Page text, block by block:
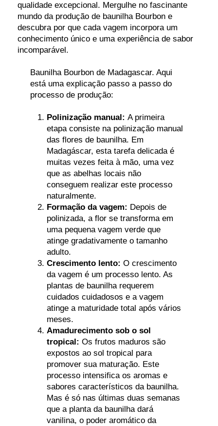
qualidade excepcional. Mergulhe no fascinante
mundo da produção de baunilha Bourbon e
descubra por que cada vagem incorpora um
conhecimento único e uma experiência de sabor
incomparável.
Baunilha Bourbon de Madagascar. Aqui
está uma explicação passo a passo do
processo de produção:
Polinização manual: A primeira
etapa consiste na polinização manual
das flores de baunilha. Em
Madagáscar, esta tarefa delicada é
muitas vezes feita à mão, uma vez
que as abelhas locais não
conseguem realizar este processo
naturalmente.
Formação da vagem: Depois de
polinizada, a flor se transforma em
uma pequena vagem verde que
atinge gradativamente o tamanho
adulto.
Crescimento lento: O crescimento
da vagem é um processo lento. As
plantas de baunilha requerem
cuidados cuidadosos e a vagem
atinge a maturidade total após vários
meses.
Amadurecimento sob o sol
tropical: Os frutos maduros são
expostos ao sol tropical para
promover sua maturação. Este
processo intensifica os aromas e
sabores característicos da baunilha.
Mas é só nas últimas duas semanas
que a planta da baunilha dará
vanilina, o poder aromático da